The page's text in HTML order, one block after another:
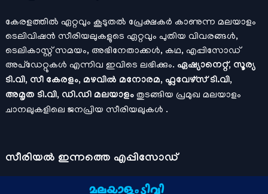
കേരളത്തിൽ ഏറ്റവും കൂടുതൽ പ്രേക്ഷകർ കാണുന്ന മലയാളം
ടെലിവിഷൻ സീരിയലുകളുടെ ഏറ്റവും പുതിയ വിവരങ്ങൾ,
ടെലികാസ്റ്റ് സമയം, അഭിനേതാക്കൾ, കഥ, എപ്പിസോഡ്
അപ്ഡേറ്റുകൾ എന്നിവ ഇവിടെ ലഭിക്കും. ഏഷ്യാനെറ്റ്, സൂര്യ
ടി.വി, സീ കേരളം, മഴവിൽ മനോരമ, ഫ്ലവേഴ്സ് ടി.വി,
അമൃത ടി.വി, ഡി.ഡി മലയാളം തുടങ്ങിയ പ്രമുഖ മലയാളം
ചാനലുകളിലെ ജനപ്രിയ സീരിയലുകൾ .
സീരിയല്‍ ഇന്നത്തെ എപ്പിസോഡ്
ചാനലുകളുടെ ഔദ്യോഗിക മൊബൈല്‍ ആപ്പുകള്‍ , ഒഫിഷ്യല്‍